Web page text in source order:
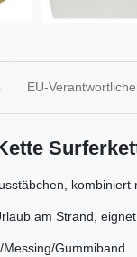
EU-
am Strand,
Gummiband